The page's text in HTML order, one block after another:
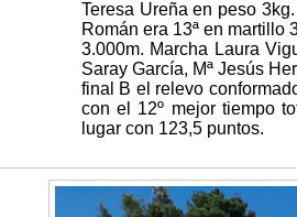
Teresa Ureña en peso
Román era 13ª en martillo
3.000m. Marcha Laura
Saray García, Mª Jesús
final B el relevo
con el 12º mejor tiempo
lugar con 123,5 puntos.